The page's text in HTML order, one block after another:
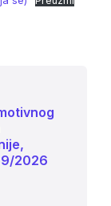
2026